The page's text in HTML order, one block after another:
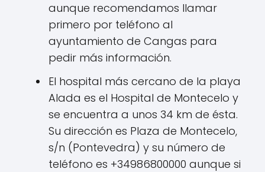
aunque recomendamos llamar
primero por teléfono al
ayuntamiento de Cangas para
pedir más información.
El hospital más cercano de la playa
Alada es el Hospital de Montecelo y
se encuentra a unos 34 km de ésta.
Su dirección es Plaza de Montecelo,
s/n (Pontevedra) y su número de
teléfono es +34986800000 aunque si